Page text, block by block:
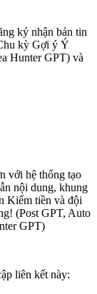
ký nhận bản tin
kỳ Gợi ý Ý
Hunter GPT) và
với hệ thống tạo
nội dung, khung
Kiếm tiền và đội
(Post GPT, Auto
GPT)
liên kết này: